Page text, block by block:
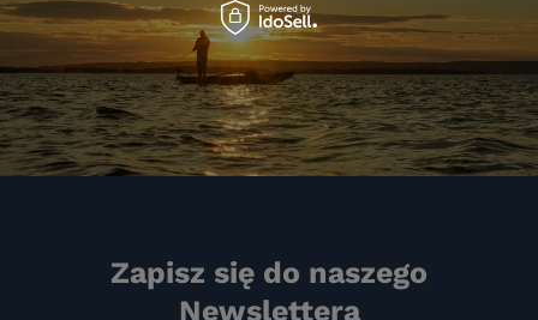
Zapisz się do naszego
Newslettera